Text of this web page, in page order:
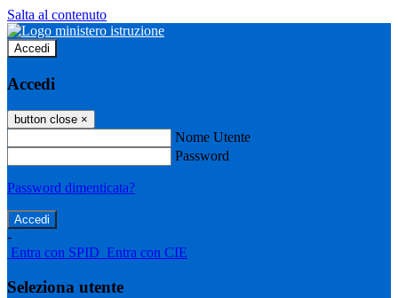
Salta al contenuto
Accedi
Accedi
button close ×
Nome Utente
Password
Password dimenticata?
-
Entra con SPID Entra con CIE
Seleziona utente